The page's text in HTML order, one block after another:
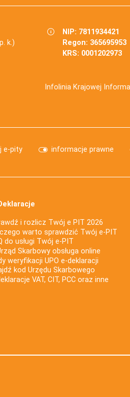
k.)
NIP: 7811934421
Regon: 365695953
KRS: 0001202973
Infolinia Krajowej
e-pity informacje prawne
i rozlicz Twój e PIT 2026
warto sprawdzić Twój e-PIT
do usługi Twój e-PIT
Skarbowy obsługa online
weryfikacji UPO e-deklaracji
kod Urzędu Skarbowego
VAT, CIT, PCC oraz inne